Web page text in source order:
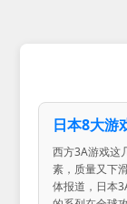
日本8大游
西方3A游戏这
素，质量又下
体报道，日本